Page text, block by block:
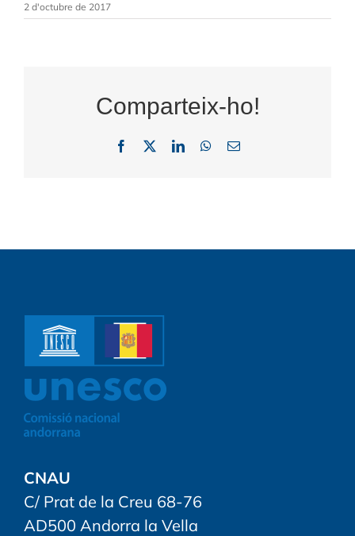
2 d'octubre de 2017
Comparteix-ho!
Facebook LinkedInWhatsApp
Email:
CNAU
C/ Prat de la Creu 68-76
AD500 Andorra la Vella